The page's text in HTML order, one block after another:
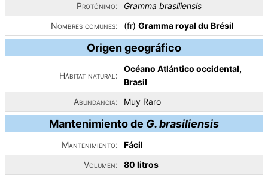
Protónimo:
Gramma brasiliensis
Nombres comunes:
(fr) Gramma royal du Brésil
Origen geográfico
Hábitat natural:
Océano Atlántico occidental,
Brasil
Abundancia:
Muy Raro
Mantenimiento de G. brasiliensis
Mantenimiento:
Fácil
Volumen:
80 litros